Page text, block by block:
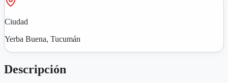
Ciudad
Yerba Buena, Tucumán
Descripción